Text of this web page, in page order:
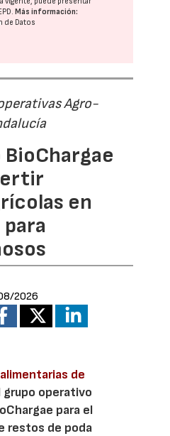
. Más información:
de Datos
Agro-
en
2026
de
grupo operativo
para el
restos de poda